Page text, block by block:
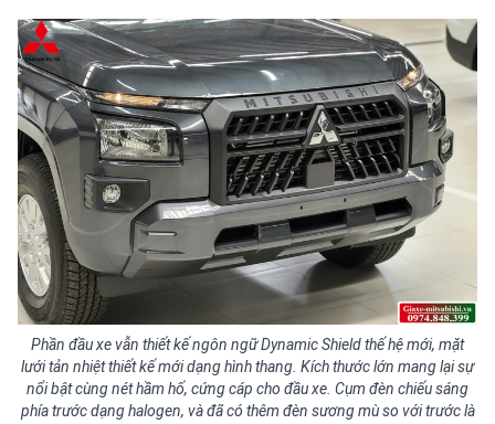
Phần đầu xe vẫn thiết kế ngôn ngữ Dynamic Shield thế hệ mới, mặt
lưới tản nhiệt thiết kế mới dạng hình thang. Kích thước lớn mang lại sự
nổi bật cùng nét hầm hố, cứng cáp cho đầu xe. Cụm đèn chiếu sáng
phía trước dạng halogen, và đã có thêm đèn sương mù so với trước là